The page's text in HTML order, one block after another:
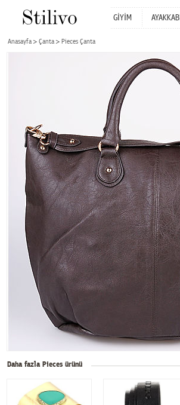
GİYİM AYAKKABI
Anasayfa Çanta Pieces Çanta
Daha fazla Pieces ürünü